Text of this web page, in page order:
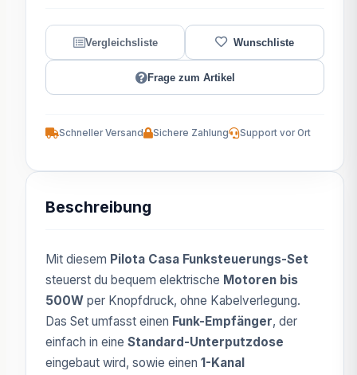
Frage zum Artikel
Schneller Versand Sichere Zahlung Support vor Ort
Beschreibung
Mit diesem Pilota Casa Funksteuerungs-Set
steuerst du bequem elektrische Motoren bis
500W per Knopfdruck, ohne Kabelverlegung.
Das Set umfasst einen Funk-Empfänger, der
einfach in eine Standard-Unterputzdose
eingebaut wird, sowie einen 1-Kanal